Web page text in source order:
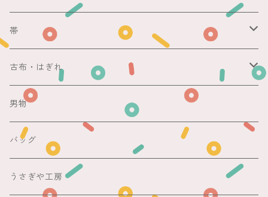
マスキングテープ
防虫香
銘仙
紬
その他
単衣
銘仙
紬
その他
夏
浴衣
夏着物
銘仙
その他
帯
名古屋帯
袋帯
昼夜帯
夏帯
古布・はぎれ
切売り
銘仙
銘仙集め
木綿・麻
男物
バッグ
うさぎや工房